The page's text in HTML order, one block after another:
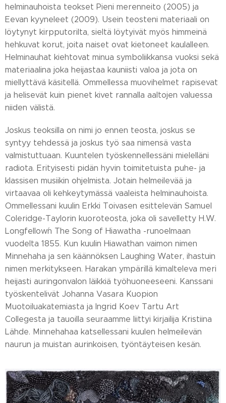
helminauhoista teokset Pieni merenneito (2005) ja
Eevan kyyneleet (2009). Usein teosteni materiaali on
löytynyt kirpputorilta, sieltä löytyivät myös himmeinä
hehkuvat korut, joita naiset ovat kietoneet kaulalleen.
Helminauhat kiehtovat minua symboliikkansa vuoksi sekä
materiaalina joka heijastaa kauniisti valoa ja jota on
miellyttävä käsitellä. Ommellessa muovihelmet rapisevat
ja helisevät kuin pienet kivet rannalla aaltojen valuessa
niiden välistä.
Joskus teoksilla on nimi jo ennen teosta, joskus se
syntyy tehdessä ja joskus työ saa nimensä vasta
valmistuttuaan. Kuuntelen työskennellessäni mielelläni
radiota. Erityisesti pidän hyvin toimitetuista puhe- ja
klassisen musiikin ohjelmista. Jotain helmeilevää ja
virtaavaa oli kehkeytymässä vaaleista helminauhoista.
Ommellessani kuulin Erkki Toivasen esittelevän Samuel
Coleridge-Taylorin kuoroteosta, joka oli savelletty H.W.
Longfellow´n The Song of Hiawatha -runoelmaan
vuodelta 1855. Kun kuulin Hiawathan vaimon nimen
Minnehaha ja sen käännöksen Laughing Water, ihastuin
nimen merkitykseen. Harakan ympärillä kimalteleva meri
heijasti auringonvalon läikkiä työhuoneeseeni. Kanssani
työskentelivät Johanna Vasara Kuopion
Muotoiluakatemiasta ja Ingrid Koev Tartu Art
Collegesta ja tauoilla seuraamme liittyi kirjailija Kristiina
Lähde. Minnehahaa katsellessani kuulen helmeilevän
naurun ja muistan aurinkoisen, työntäyteisen kesän.